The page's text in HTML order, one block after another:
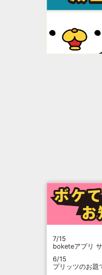
7/15
boketeアプリ
6/15
プリッツのお題